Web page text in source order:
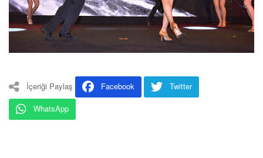
İçeriği Paylaş Facebook
Twitter
WhatsApp